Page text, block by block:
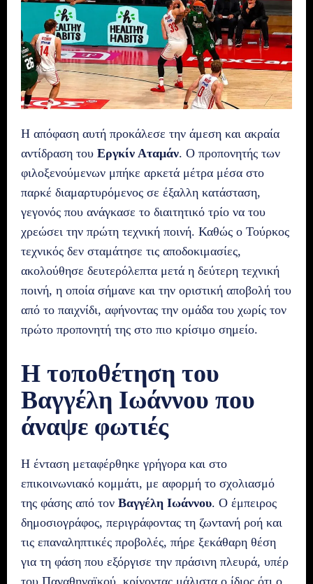
Η απόφαση αυτή προκάλεσε την άμεση και ακραία
αντίδραση του Εργκίν Αταμάν. Ο προπονητής των
φιλοξενούμενων μπήκε αρκετά μέτρα μέσα στο
παρκέ διαμαρτυρόμενος σε έξαλλη κατάσταση,
γεγονός που ανάγκασε το διαιτητικό τρίο να του
χρεώσει την πρώτη τεχνική ποινή. Καθώς ο Τούρκος
τεχνικός δεν σταμάτησε τις αποδοκιμασίες,
ακολούθησε δευτερόλεπτα μετά η δεύτερη τεχνική
ποινή, η οποία σήμανε και την οριστική αποβολή του
από το παιχνίδι, αφήνοντας την ομάδα του χωρίς τον
πρώτο προπονητή της στο πιο κρίσιμο σημείο.
Η τοποθέτηση του
Βαγγέλη Ιωάννου που
άναψε φωτιές
Η ένταση μεταφέρθηκε γρήγορα και στο
επικοινωνιακό κομμάτι, με αφορμή το σχολιασμό
της φάσης από τον Βαγγέλη Ιωάννου. Ο έμπειρος
δημοσιογράφος, περιγράφοντας τη ζωντανή ροή και
τις επαναληπτικές προβολές, πήρε ξεκάθαρη θέση
για τη φάση που εξόργισε την πράσινη πλευρά, υπέρ
του Παναθηναϊκού, κρίνοντας μάλιστα ο ίδιος ότι ο